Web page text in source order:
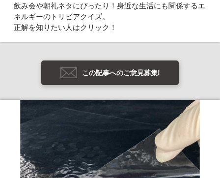
飲み会や朝礼ネタにぴったり！身近な生活にも関係するエ
ネルギーのトリビアクイズ。
正解を知りたい人はクリック！
この記事へのご意見募集!